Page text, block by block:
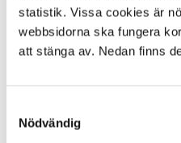
statistik. Vissa cookies är
webbsidorna ska fungera
att stänga av. Nedan finns
Nödvändig
Hasselvikensfritidshem
Bromölla Kommun
Gualövskolans